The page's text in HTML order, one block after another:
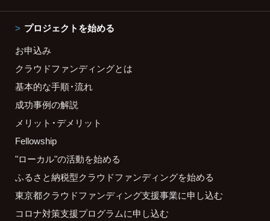
プロジェクトを始める
お申込み
クラウドファンディングとは
基本的な手順・流れ
成功事例の解説
メリット・デメリット
Fellowship
"ローカル"の活動を始める
ふるさと納税型クラウドファンディングを始める
東京都クラウドファンディング支援事業に申し込む
コロナ対策支援プログラムに申し込む